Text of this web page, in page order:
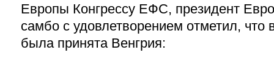
Европы Конгрессу ЕФС, президент
самбо с удовлетворением отметил, что
была принята Венгрия: